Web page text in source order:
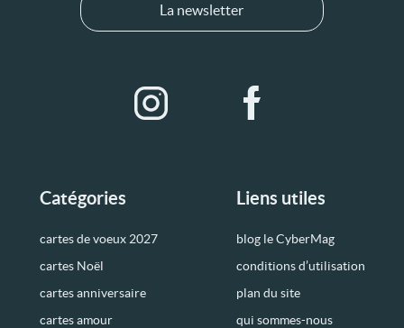
Catégories
cartes de voeux 2027
cartes Noël
cartes anniversaire
cartes amour
Liens utiles
blog le CyberMag
conditions d’utilisation
plan du site
qui sommes-nous
La newsletter